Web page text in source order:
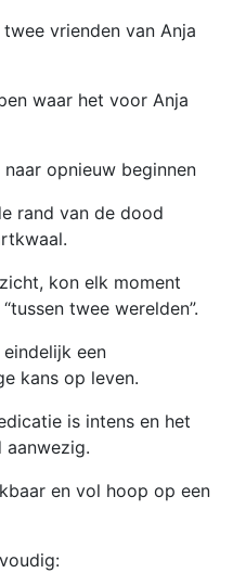
vrienden van Anja
waar het voor Anja
naar opnieuw beginnen
rand van de dood
kon elk moment
twee werelden”.
een
kans op leven.
is intens en het
en vol hoop op een